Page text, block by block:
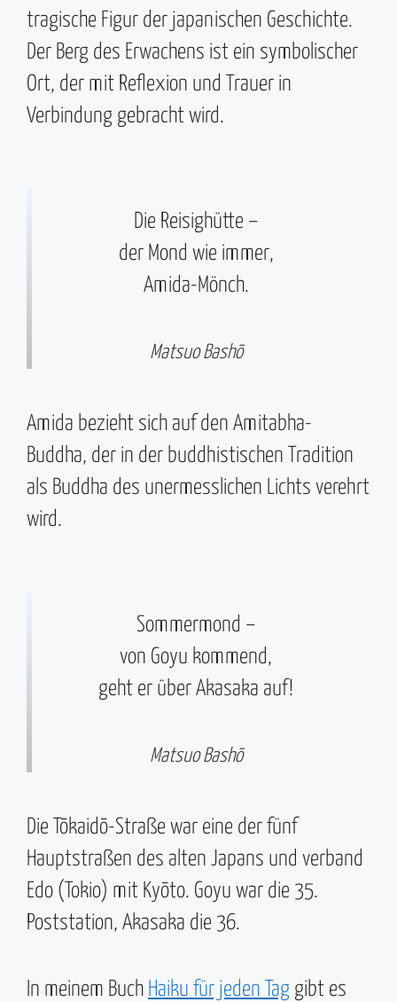
tragische Figur der japanischen Geschichte.
Der Berg des Erwachens ist ein symbolischer
Ort, der mit Reflexion und Trauer in
Verbindung gebracht wird.
Die Reisighütte –
der Mond wie immer,
Amida-Mönch.
Matsuo Bashō
Amida bezieht sich auf den Amitabha-
Buddha, der in der buddhistischen Tradition
als Buddha des unermesslichen Lichts verehrt
wird.
Sommermond –
von Goyu kommend,
geht er über Akasaka auf!
Matsuo Bashō
Die Tōkaidō-Straße war eine der fünf
Hauptstraßen des alten Japans und verband
Edo (Tokio) mit Kyōto. Goyu war die 35.
Poststation, Akasaka die 36.
In meinem Buch Haiku für jeden Tag gibt es